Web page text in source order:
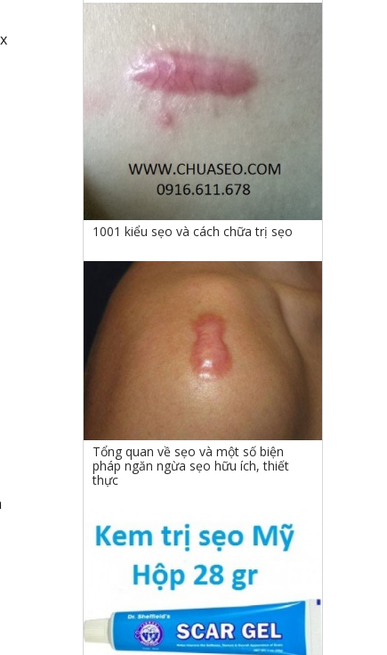
1001 kiểu sẹo và cách chữa trị sẹo
Tổng quan về sẹo và một số biện
pháp ngăn ngừa sẹo hữu ích, thiết
thực